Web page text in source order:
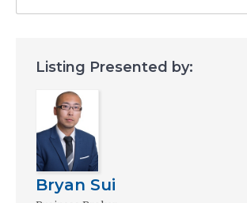
Listing Presented by:
Bryan Sui